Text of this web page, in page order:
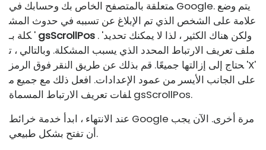
متعلقة بالمتصفح الخاص بك وحسابك في Google. يتم وضع
علامة على الشخص الذي تم الإبلاغ عن تسببه في حدوث المش
كلة بـ ' gsScrollPos . 'ولكن هناك الكثير ، لذا لا يمكنك تحديد
ملف تعريف الارتباط المحدد الذي يسبب المشكلة. وبالتالي ، ت
حتاج إلى إزالتها جميعًا. قم بذلك عن طريق النقر فوق الرمز 'X'
على الجانب الأيسر من عمود الإعدادات. افعل ذلك مع جميع م
لفات تعريف الارتباط المسماة gsScrollPos.
عند الانتهاء ، ابدأ خدمة خرائط Google مرة أخرى. الآن يجب
أن تفتح بشكل طبيعي.